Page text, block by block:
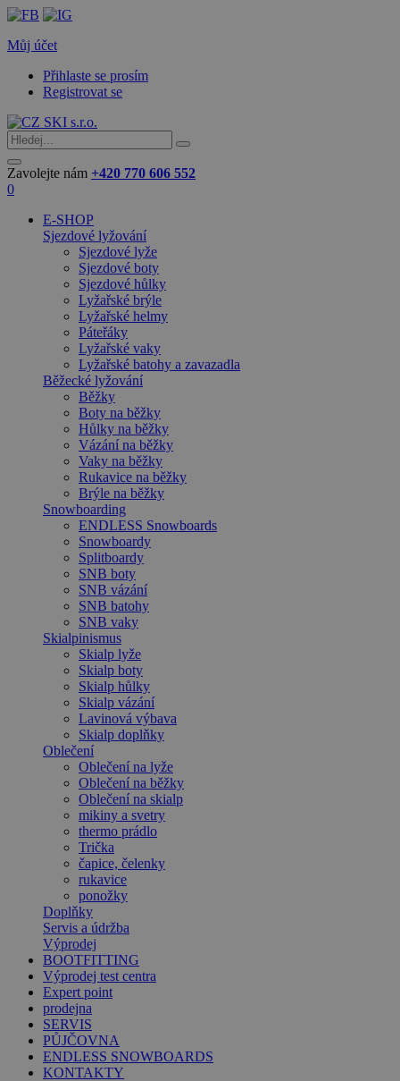
Můj účet
Přihlaste se prosím
Registrovat se
Zavolejte nám +420 770 606 552
0
E-SHOP
Sjezdové lyžování
Sjezdové lyže
Sjezdové boty
Sjezdové hůlky
Lyžařské brýle
Lyžařské helmy
Páteřáky
Lyžařské vaky
Lyžařské batohy a zavazadla
Běžecké lyžování
Běžky
Boty na běžky
Hůlky na běžky
Vázání na běžky
Vaky na běžky
Rukavice na běžky
Brýle na běžky
Snowboarding
ENDLESS Snowboards
Snowboardy
Splitboardy
SNB boty
SNB vázání
SNB batohy
SNB vaky
Skialpinismus
Skialp lyže
Skialp boty
Skialp hůlky
Skialp vázání
Lavinová výbava
Skialp doplňky
Oblečení
Oblečení na lyže
Oblečení na běžky
Oblečení na skialp
mikiny a svetry
thermo prádlo
Trička
čapice, čelenky
rukavice
ponožky
Doplňky
Servis a údržba
Výprodej
BOOTFITTING
Výprodej test centra
Expert point
prodejna
SERVIS
PŮJČOVNA
ENDLESS SNOWBOARDS
KONTAKTY